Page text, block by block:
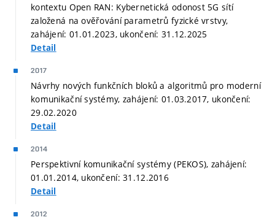
kontextu Open RAN: Kybernetická odonost 5G sítí
založená na ověřování parametrů fyzické vrstvy,
zahájení: 01.01.2023, ukončení: 31.12.2025
Detail
2017
Návrhy nových funkčních bloků a algoritmů pro moderní
komunikační systémy, zahájení: 01.03.2017, ukončení:
29.02.2020
Detail
2014
Perspektivní komunikační systémy (PEKOS), zahájení:
01.01.2014, ukončení: 31.12.2016
Detail
2012